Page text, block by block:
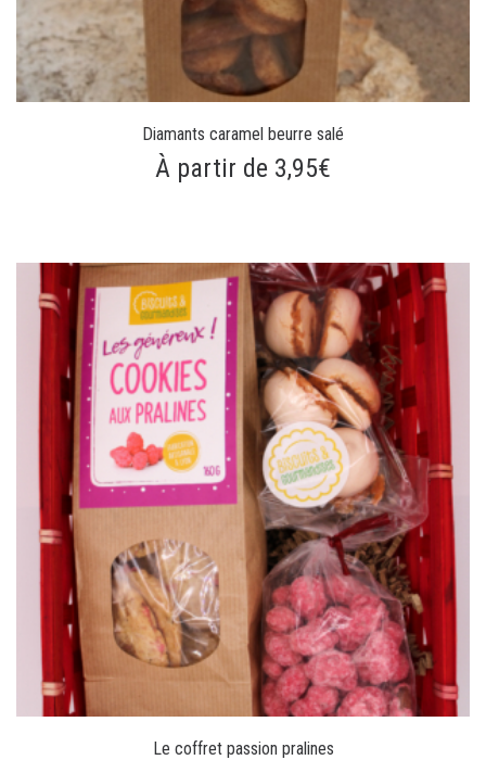
Diamants caramel beurre salé
À partir de 3,95€
Le coffret passion pralines